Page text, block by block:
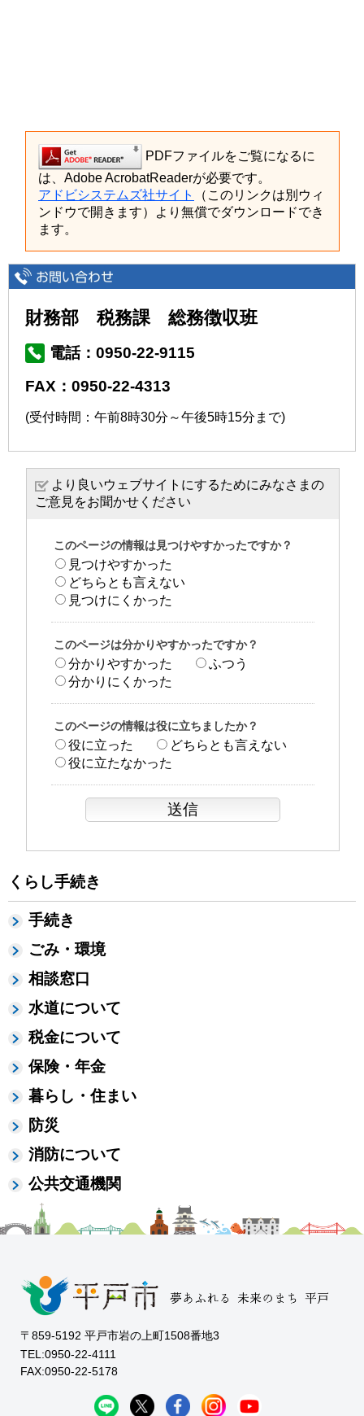
くらし手続き
手続き
ごみ・環境
相談窓口
水道について
税金について
保険・年金
暮らし・住まい
防災
消防について
公共交通機関
PDFファイルをご覧になるに
は、Adobe AcrobatReaderが必要です。
アドビシステムズ社サイト
（このリンクは別ウィ
ンドウで開きます）より無償でダウンロードでき
ます。
財務部 税務課 総務徴収班
電話：0950-22-9115
FAX：0950-22-4313
(受付時間：午前8時30分～午後5時15分まで)
より良いウェブサイトにするためにみなさまの
ご意見をお聞かせください
このページの情報は見つけやすかったですか？
見つけやすかった
どちらとも言えない
見つけにくかった
このページは分かりやすかったですか？
分かりやすかった
ふつう
分かりにくかった
このページの情報は役に立ちましたか？
役に立った
どちらとも言えない
役に立たなかった
〒859-5192 平戸市岩の上町1508番地3
TEL:0950-22-4111
FAX:0950-22-5178